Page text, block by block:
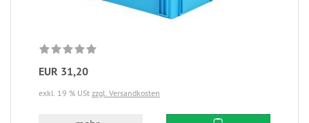
EUR 31,20
exkl. 19 % USt zzgl. Versandkosten